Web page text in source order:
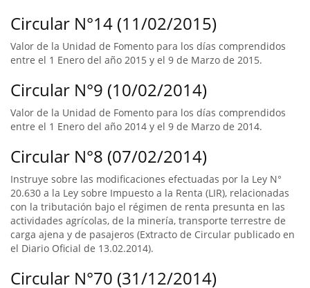
Circular N°14 (11/02/2015)
Valor de la Unidad de Fomento para los días comprendidos
entre el 1 Enero del año 2015 y el 9 de Marzo de 2015.
Circular N°9 (10/02/2014)
Valor de la Unidad de Fomento para los días comprendidos
entre el 1 Enero del año 2014 y el 9 de Marzo de 2014.
Circular N°8 (07/02/2014)
Instruye sobre las modificaciones efectuadas por la Ley N°
20.630 a la Ley sobre Impuesto a la Renta (LIR), relacionadas
con la tributación bajo el régimen de renta presunta en las
actividades agrícolas, de la minería, transporte terrestre de
carga ajena y de pasajeros (Extracto de Circular publicado en
el Diario Oficial de 13.02.2014).
Circular N°70 (31/12/2014)